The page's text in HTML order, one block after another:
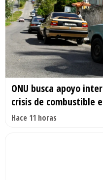
ONU busca apoyo
crisis de combustible
Hace 11 horas